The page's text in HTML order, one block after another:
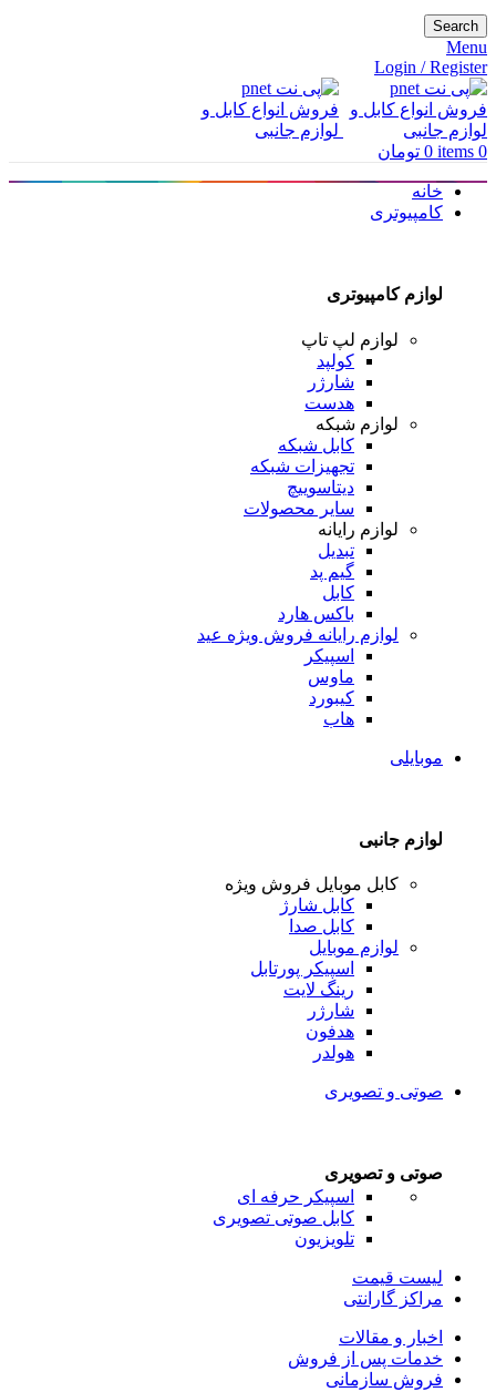
Search
Menu
Login / Register
0
items
0 تومان
خانه
کامپیوتری
لوازم کامپیوتری
لوازم لپ تاپ
کولپد
شارژر
هدست
لوازم شبکه
کابل شبکه
تجهیزات شبکه
دیتاسوییچ
سایر محصولات
لوازم رایانه
تبدیل
گیم پد
کابل
باکس هارد
لوازم رایانه فروش ویژه عید
اسپیکر
ماوس
کیبورد
هاب
موبایلی
لوازم جانبی
کابل موبایل فروش ویژه
کابل شارژ
کابل صدا
لوازم موبایل
اسپیکر پورتابل
رینگ لایت
شارژر
هدفون
هولدر
صوتی و تصویری
صوتی و تصویری
اسپیکر حرفه ای
کابل صوتی تصویری
تلویزیون
لیست قیمت
مراکز گارانتی
اخبار و مقالات
خدمات پس از فروش
فروش سازمانی